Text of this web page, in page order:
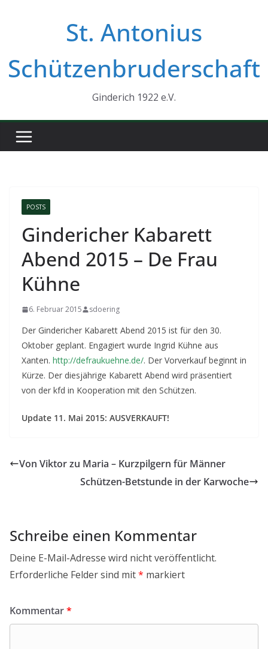
St. Antonius
Schützenbruderschaft
Ginderich 1922 e.V.
POSTS
Gindericher Kabarett
Abend 2015 – De Frau
Kühne
6. Februar 2015 sdoering
Der Gindericher Kabarett Abend 2015 ist für den 30.
Oktober geplant. Engagiert wurde Ingrid Kühne aus
Xanten. http://defraukuehne.de/. Der Vorverkauf beginnt in
Kürze. Der diesjährige Kabarett Abend wird präsentiert
von der kfd in Kooperation mit den Schützen.
Update 11. Mai 2015: AUSVERKAUFT!
Von Viktor zu Maria – Kurzpilgern für Männer
Schützen-Betstunde in der Karwoche
Schreibe einen Kommentar
Deine E-Mail-Adresse wird nicht veröffentlicht.
Erforderliche Felder sind mit* markiert
Kommentar*